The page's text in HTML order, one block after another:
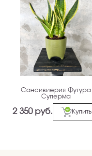
Сансивиерия Футура
Суперма
2 350 руб. Купить